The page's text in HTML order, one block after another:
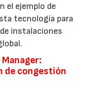
el ejemplo de
tecnología para
instalaciones
de congestión